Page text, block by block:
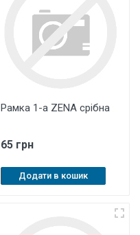
Рамка 1-а ZENA срібна
65 грн
Додати в кошик